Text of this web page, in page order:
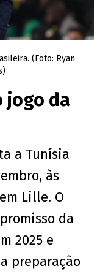
(Foto: Ryan
jogo da
a Tunísia
às
Lille. O
da
2025 e
preparação